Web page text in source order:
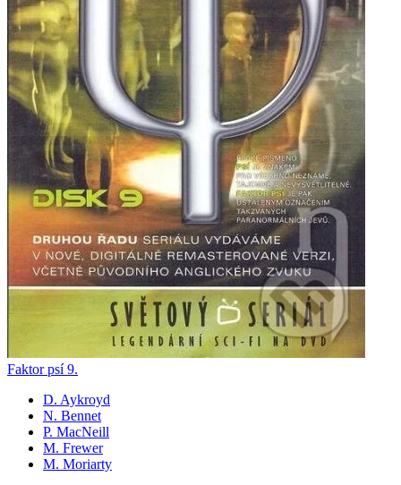
Faktor psí 9.
D. Aykroyd
N. Bennet
P. MacNeill
M. Frewer
M. Moriarty